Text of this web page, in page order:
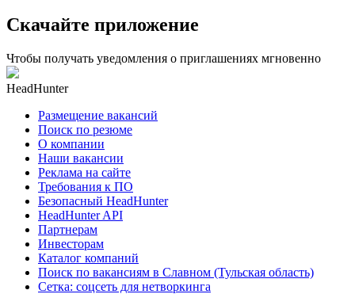
Скачайте приложение
Чтобы получать уведомления о приглашениях мгновенно
HeadHunter
Размещение вакансий
Поиск по резюме
О компании
Наши вакансии
Реклама на сайте
Требования к ПО
Безопасный HeadHunter
HeadHunter API
Партнерам
Инвесторам
Каталог компаний
Поиск по вакансиям в Славном (Тульская область)
Сетка: соцсеть для нетворкинга